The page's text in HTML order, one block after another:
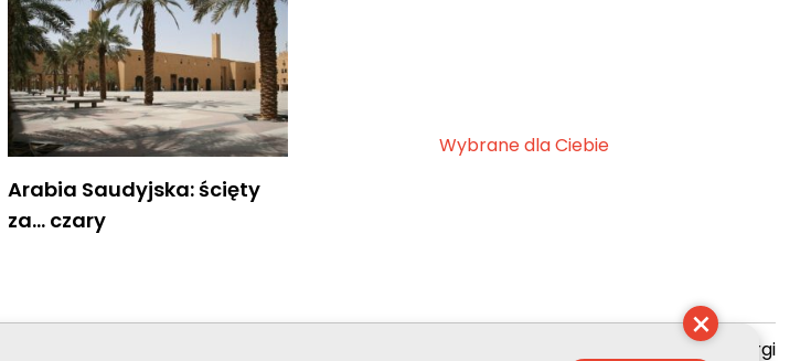
Arabia Saudyjska: ścięty
za… czary
Wybrane dla Ciebie
© Stowarzyszenie Kultury Chrześcijańskiej im. ks. Piotra Skargi
×